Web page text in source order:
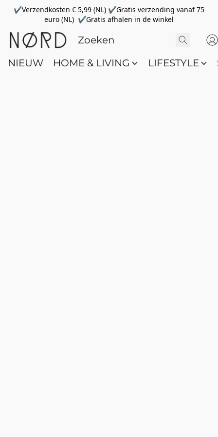
✔Verzendkosten € 5,99 (NL) ✔Gratis verzending vanaf 75
euro (NL) ✔Gratis afhalen in de winkel
NIEUW HOME & LIVING LIFESTYLE